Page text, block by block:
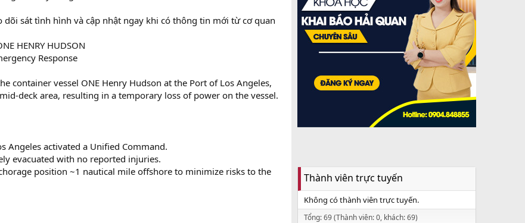
dõi sát tình hình và cập nhật ngay khi có thông tin mới từ cơ quan
HENRY HUDSON
Response
container vessel ONE Henry Hudson at the Port of Los Angeles,
deck area, resulting in a temporary loss of power on the vessel.
Angeles activated a Unified Command.
evacuated with no reported injuries.
position ~1 nautical mile offshore to minimize risks to the
Thành viên trực tuyến
Không có thành viên trực tuyến.
Tổng: 69 (Thành viên: 0, khách: 69)